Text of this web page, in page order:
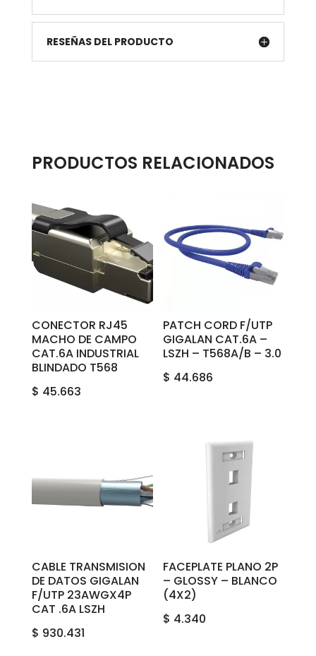
RESEÑAS DEL PRODUCTO
PRODUCTOS RELACIONADOS
CONECTOR RJ45
MACHO DE CAMPO
CAT.6A INDUSTRIAL
BLINDADO T568
$ 45.663
PATCH CORD F/UTP
GIGALAN CAT.6A –
LSZH – T568A/B – 3.0
$ 44.686
CABLE TRANSMISION
DE DATOS GIGALAN
F/UTP 23AWGX4P
CAT .6A LSZH
$ 930.431
FACEPLATE PLANO 2P
– GLOSSY – BLANCO
(4X2)
$ 4.340